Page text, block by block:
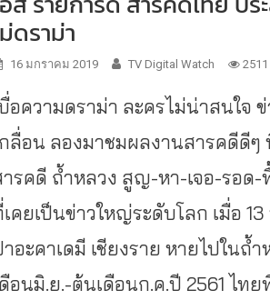
ดราม่า
16 มกราคม 2019 TV Digital Watch 2511
อความดราม่า ละครไม่น่าสนใจ
ลื่อน ลองมาชมผลงานสารคดีดี
รคดี ถ้ำหลวง สูญ-หา-เจอ-รอด-
คยเป็นข่าวใหญ่ระดับโลก เมื่อ
อะคาเดมี เชียงราย หายไปในถ้
อนมิ.ย.-ต้นเดือนก.ค.ปี 2561 ไท